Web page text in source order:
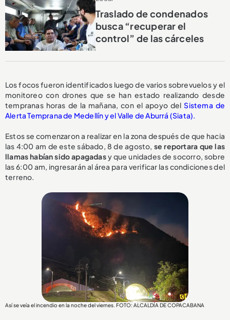
Traslado de condenados
busca “recuperar el
control” de las cárceles
Los focos fueron identificados luego de varios sobrevuelos y el
monitoreo con drones que se han estado realizando desde
tempranas horas de la mañana, con el apoyo delSistema de
Alerta Temprana de Medellín y el Valle de Aburrá (Siata).
Estos se comenzaron a realizar en la zona después de que hacia
las 4:00 am de este sábado, 8 de agosto, se reportara que las
llamas habían sido apagadasy que unidades de socorro, sobre
las 6:00 am, ingresarán al área para verificar las condiciones del
terreno.
Así se veía el incendio en la noche del viernes. FOTO: ALCALDÍA DE COPACABANA